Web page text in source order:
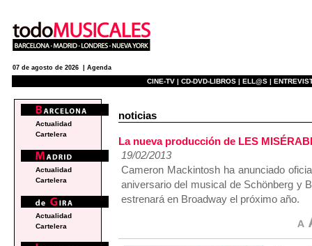
07 de agosto de 2026 | Agenda
CINE-TV | CD-DVD-LIBROS | ELL@S |
noticias
La nueva producción de LES
19/02/2013
Cameron Mackintosh ha anunciado
aniversario del musical de Schönberg y
estrenará en Broadway el próximo año.
Actualidad
Cartelera
Actualidad
Cartelera
Actualidad
Cartelera